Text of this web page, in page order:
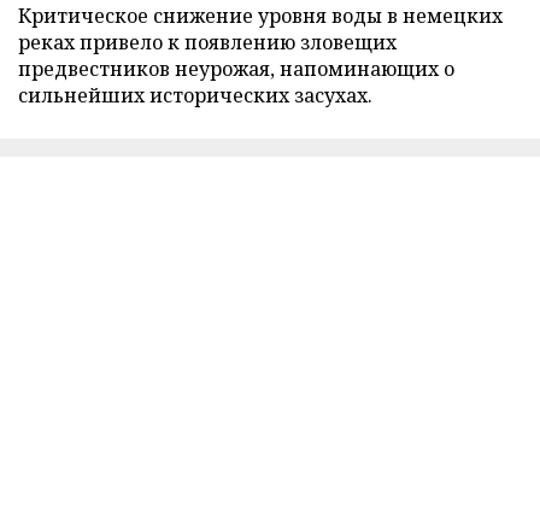
Критическое снижение уровня воды в немецких
реках привело к появлению зловещих
предвестников неурожая, напоминающих о
сильнейших исторических засухах.